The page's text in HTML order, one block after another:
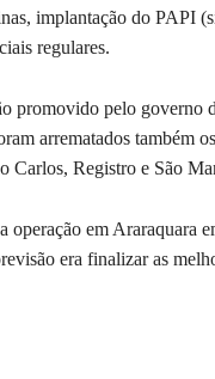
implantação do PAPI
regulares.
promovido pelo governo
arrematados também
Carlos, Registro e São
operação em Araraquara
era finalizar as